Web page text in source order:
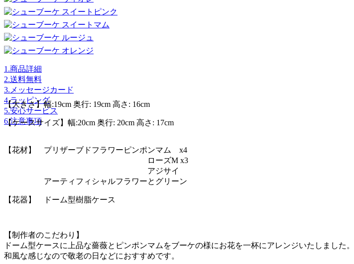
1.商品詳細
2.送料無料
3.メッセージカード
4.ラッピング
5.安心サービス
6.注意事項
【大きさ】幅:19cm 奥行: 19cm 高さ: 16cm
【ケースサイズ】幅:20cm 奥行: 20cm 高さ: 17cm
【花材】 プリザーブドフラワーピンポンマム x4
ローズM x3
アジサイ
アーティフィシャルフラワーとグリーン
【花器】 ドーム型樹脂ケース
【制作者のこだわり】
ドーム型ケースに上品な薔薇とピンポンマムをブーケの様にお花を一杯にアレンジいたしました
和風な感じなので敬老の日などにおすすめです。